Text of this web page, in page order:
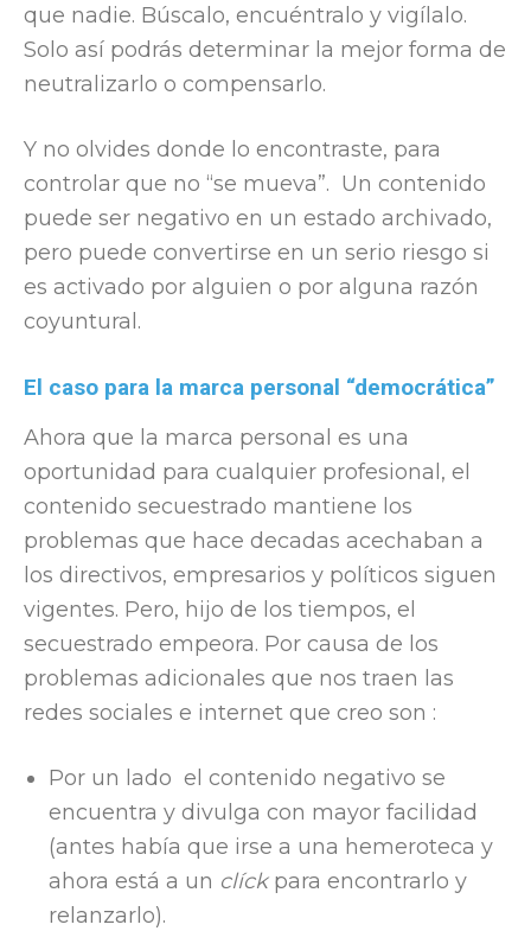
que nadie. Búscalo, encuéntralo y vigílalo.
Solo así podrás determinar la mejor forma de
neutralizarlo o compensarlo.
Y no olvides donde lo encontraste, para
controlar que no “se mueva”. Un contenido
puede ser negativo en un estado archivado,
pero puede convertirse en un serio riesgo si
es activado por alguien o por alguna razón
coyuntural.
El caso para la marca personal “democrática”
Ahora que la marca personal es una
oportunidad para cualquier profesional, el
contenido secuestrado mantiene los
problemas que hace decadas acechaban a
los directivos, empresarios y políticos siguen
vigentes. Pero, hijo de los tiempos, el
secuestrado empeora. Por causa de los
problemas adicionales que nos traen las
redes sociales e internet que creo son :
Por un lado el contenido negativo se
encuentra y divulga con mayor facilidad
(antes había que irse a una hemeroteca y
ahora está a un clíckpara encontrarlo y
relanzarlo).